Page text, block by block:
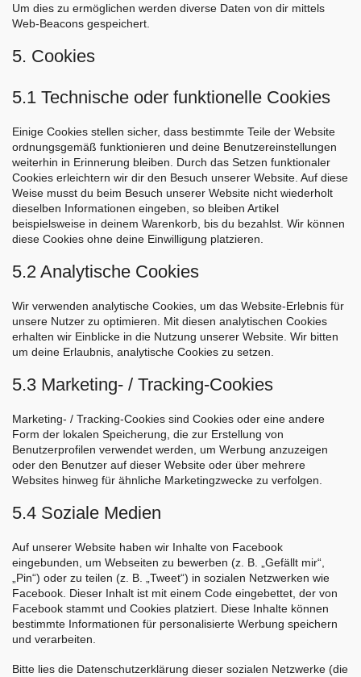
Um dies zu ermöglichen werden diverse Daten von dir mittels
Web-Beacons gespeichert.
5. Cookies
5.1 Technische oder funktionelle Cookies
Einige Cookies stellen sicher, dass bestimmte Teile der Website
ordnungsgemäß funktionieren und deine Benutzereinstellungen
weiterhin in Erinnerung bleiben. Durch das Setzen funktionaler
Cookies erleichtern wir dir den Besuch unserer Website. Auf diese
Weise musst du beim Besuch unserer Website nicht wiederholt
dieselben Informationen eingeben, so bleiben Artikel
beispielsweise in deinem Warenkorb, bis du bezahlst. Wir können
diese Cookies ohne deine Einwilligung platzieren.
5.2 Analytische Cookies
Wir verwenden analytische Cookies, um das Website-Erlebnis für
unsere Nutzer zu optimieren. Mit diesen analytischen Cookies
erhalten wir Einblicke in die Nutzung unserer Website. Wir bitten
um deine Erlaubnis, analytische Cookies zu setzen.
5.3 Marketing- / Tracking-Cookies
Marketing- / Tracking-Cookies sind Cookies oder eine andere
Form der lokalen Speicherung, die zur Erstellung von
Benutzerprofilen verwendet werden, um Werbung anzuzeigen
oder den Benutzer auf dieser Website oder über mehrere
Websites hinweg für ähnliche Marketingzwecke zu verfolgen.
5.4 Soziale Medien
Auf unserer Website haben wir Inhalte von Facebook
eingebunden, um Webseiten zu bewerben (z. B. „Gefällt mir“,
„Pin“) oder zu teilen (z. B. „Tweet“) in sozialen Netzwerken wie
Facebook. Dieser Inhalt ist mit einem Code eingebettet, der von
Facebook stammt und Cookies platziert. Diese Inhalte können
bestimmte Informationen für personalisierte Werbung speichern
und verarbeiten.
Bitte lies die Datenschutzerklärung dieser sozialen Netzwerke (die